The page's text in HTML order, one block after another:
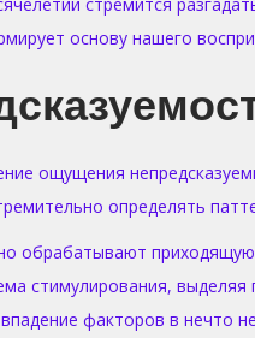
основу нашего
ощущения
определять
обрабатывают
стимулирования,
факторов в нечто